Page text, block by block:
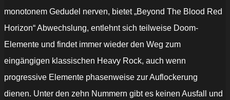
monotonem Gedudel nerven, bietet „Beyond The Blood Red
Horizon“ Abwechslung, entlehnt sich teilweise Doom-
Elemente und findet immer wieder den Weg zum
eingängigen klassischen Heavy Rock, auch wenn
progressive Elemente phasenweise zur Auflockerung
dienen. Unter den zehn Nummern gibt es keinen Ausfall und